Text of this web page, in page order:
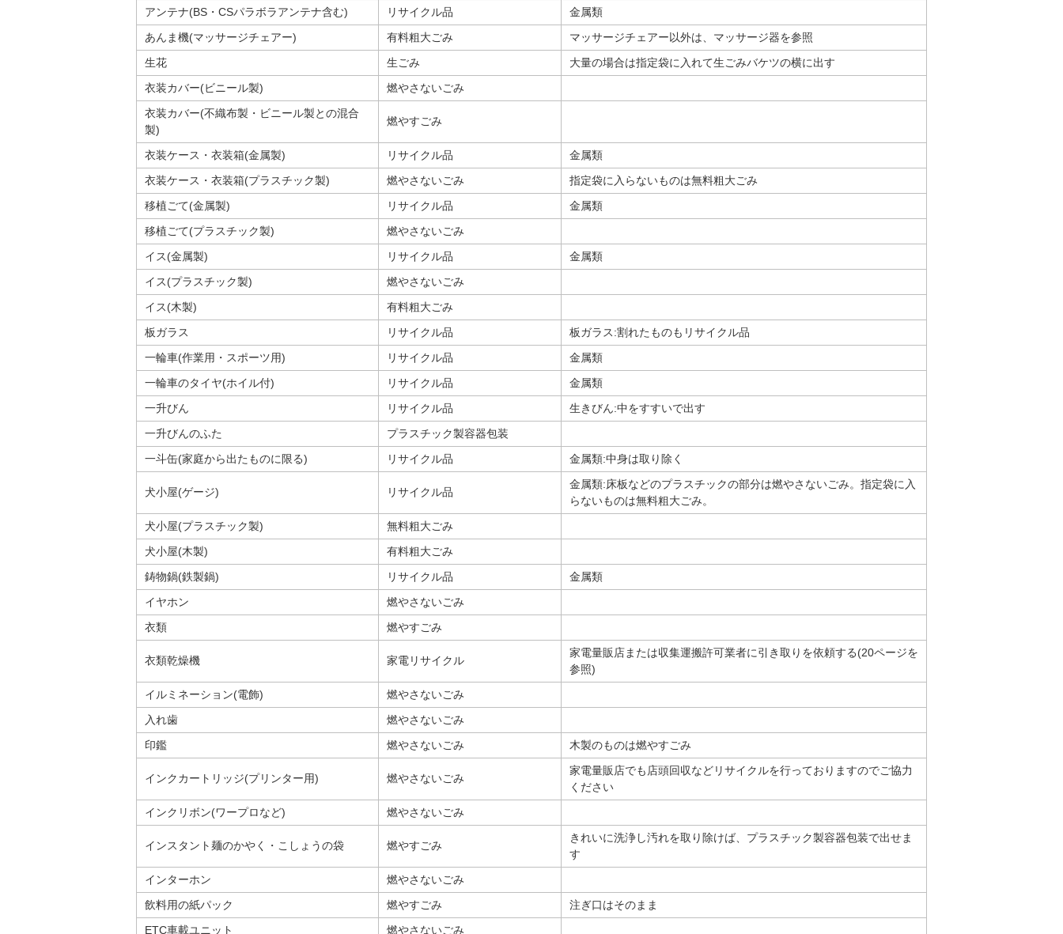
アンテナ(BS・CSパラボラアンテナ含む)
リサイクル品
金属類
あんま機(マッサージチェアー)
有料粗大ごみ
マッサージチェアー以外は、マッサージ器を参照
生花
生ごみ
大量の場合は指定袋に入れて生ごみバケツの横に出す
衣装カバー(ビニール製)
燃やさないごみ
衣装カバー(不織布製・ビニール製との混合
製)
燃やすごみ
衣装ケース・衣装箱(金属製) リサイクル品
金属類
衣装ケース・衣装箱(プラスチック製)
燃やさないごみ
指定袋に入らないものは無料粗大ごみ
移植ごて(金属製)
リサイクル品
金属類
移植ごて(プラスチック製)
燃やさないごみ
イス(金属製)
リサイクル品
金属類
イス(プラスチック製)
燃やさないごみ
イス(木製)
有料粗大ごみ
板ガラス
リサイクル品
板ガラス:割れたものもリサイクル品
一輪車(作業用・スポーツ用)
リサイクル品
金属類
一輪車のタイヤ(ホイル付)
リサイクル品
金属類
一升びん
リサイクル品
生きびん:中をすすいで出す
一升びんのふた
プラスチック製容器包装
一斗缶(家庭から出たものに限る)
リサイクル品 金属類:中身は取り除く
犬小屋(ゲージ) リサイクル品
金属類:床板などのプラスチックの部分は燃やさないごみ。指定袋に入
らないものは無料粗大ごみ。
犬小屋(プラスチック製)
無料粗大ごみ
犬小屋(木製)
有料粗大ごみ
鋳物鍋(鉄製鍋)
リサイクル品
金属類
イヤホン
燃やさないごみ
衣類
燃やすごみ
衣類乾燥機 家電リサイクル
家電量販店または収集運搬許可業者に引き取りを依頼する(20ページを
参照)
イルミネーション(電飾)
燃やさないごみ
入れ歯
燃やさないごみ
印鑑
燃やさないごみ 木製のものは燃やすごみ
インクカートリッジ(プリンター用) 燃やさないごみ
家電量販店でも店頭回収などリサイクルを行っておりますのでご協力
ください
インクリボン(ワープロなど)
燃やさないごみ
インスタント麺のかやく・こしょうの袋 燃やすごみ
きれいに洗浄し汚れを取り除けば、プラスチック製容器包装で出せま
す
インターホン
燃やさないごみ
飲料用の紙パック
燃やすごみ
注ぎ口はそのまま
ETC車載ユニット
燃やさないごみ